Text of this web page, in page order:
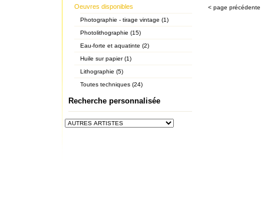
Oeuvres disponibles
Photographie - tirage vintage (1)
Photolithographie (15)
Eau-forte et aquatinte (2)
Huile sur papier (1)
Lithographie (5)
Toutes techniques (24)
Recherche personnalisée
< page précédente